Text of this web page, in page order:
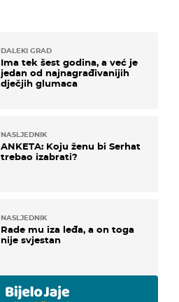
DALEKI GRAD
Ima tek šest godina, a već je
jedan od najnagrađivanijih
dječjih glumaca
NASLJEDNIK
ANKETA: Koju ženu bi Serhat
trebao izabrati?
NASLJEDNIK
Rade mu iza leđa, a on toga
nije svjestan